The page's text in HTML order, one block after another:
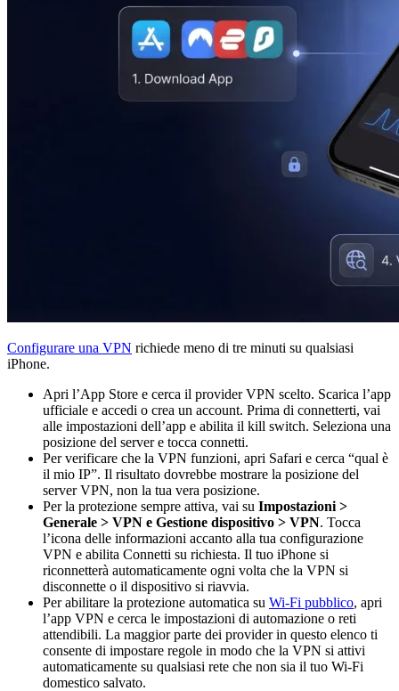
Configurare una VPN richiede meno di tre minuti su qualsiasi
iPhone.
Apri l’App Store e cerca il provider VPN scelto. Scarica l’app
ufficiale e accedi o crea un account. Prima di connetterti, vai
alle impostazioni dell’app e abilita il kill switch. Seleziona una
posizione del server e tocca connetti.
Per verificare che la VPN funzioni, apri Safari e cerca “qual è
il mio IP”. Il risultato dovrebbe mostrare la posizione del
server VPN, non la tua vera posizione.
Per la protezione sempre attiva, vai su Impostazioni >
Generale > VPN e Gestione dispositivo > VPN. Tocca
l’icona delle informazioni accanto alla tua configurazione
VPN e abilita Connetti su richiesta. Il tuo iPhone si
riconnetterà automaticamente ogni volta che la VPN si
disconnette o il dispositivo si riavvia.
Per abilitare la protezione automatica su Wi-Fi pubblico, apri
l’app VPN e cerca le impostazioni di automazione o reti
attendibili. La maggior parte dei provider in questo elenco ti
consente di impostare regole in modo che la VPN si attivi
automaticamente su qualsiasi rete che non sia il tuo Wi-Fi
domestico salvato.